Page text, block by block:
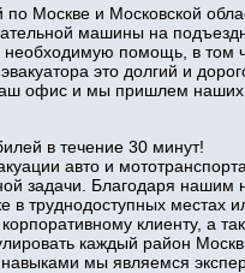
Москве и Московской
машины на
помощь, в том
это долгий и
наш офис и мы пришлем
в течение 30 минут!
авто и
задачи. Благодаря
в труднодоступных местах
клиенту, а
каждый район
мы являемся